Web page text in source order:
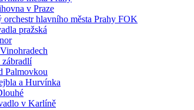
v Praze
orchestr hlavního města Prahy FOK
pražská
Palmovkou
a Hurvínka
v Karlíně